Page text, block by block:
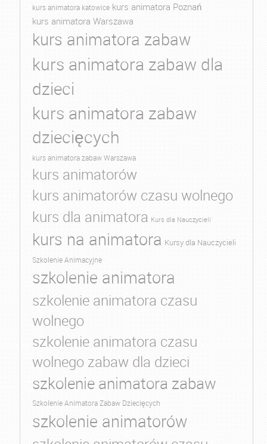
kurs animatora katowice kurs animatora Poznań
kurs animatora Warszawa
kurs animatora zabaw
kurs animatora zabaw dla
dzieci
kurs animatora zabaw
dziecięcych
kurs animatora zabaw Warszawa
kurs animatorów
kurs animatorów czasu wolnego
kurs dla animatora Kurs dla Nauczycieli
kurs na animatora Kursy dla Nauczycieli
Szkolenie Animacyjne
szkolenie animatora
szkolenie animatora czasu
wolnego
szkolenie animatora czasu
wolnego zabaw dla dzieci
szkolenie animatora zabaw
Szkolenie Animatora Zabaw Dziecięcych
szkolenie animatorów